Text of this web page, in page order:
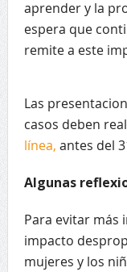
aprender y la
espera que
remite a este
Las
casos deben
línea, antes del
Algunas
Para evitar más
impacto
mujeres y los